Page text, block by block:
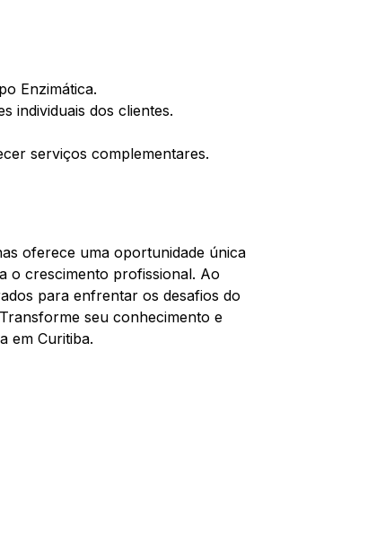
Enzimática.
individuais dos clientes.
serviços complementares.
oferece uma oportunidade única
o crescimento profissional. Ao
para enfrentar os desafios do
seu conhecimento e
em Curitiba.